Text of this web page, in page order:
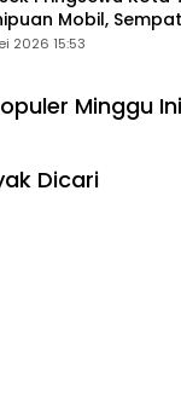
Mobil,
2026 15:53
Minggu Ini
Dicari